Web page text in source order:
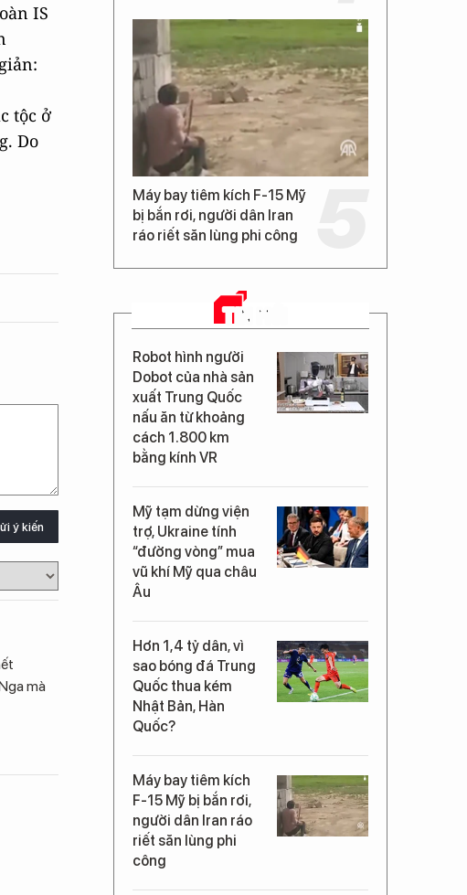
IS
tộc ở
Do
ý kiến
mà
Máy bay tiêm kích F-15 Mỹ
bị bắn rơi, người dân Iran
ráo riết săn lùng phi công
TIN MỚI
Robot hình người
Dobot của nhà sản
xuất Trung Quốc
nấu ăn từ khoảng
cách 1.800 km
bằng kính VR
Mỹ tạm dừng viện
trợ, Ukraine tính
“đường vòng” mua
vũ khí Mỹ qua châu
Âu
Hơn 1,4 tỷ dân, vì
sao bóng đá Trung
Quốc thua kém
Nhật Bản, Hàn
Quốc?
Máy bay tiêm kích
F-15 Mỹ bị bắn rơi,
người dân Iran ráo
riết săn lùng phi
công